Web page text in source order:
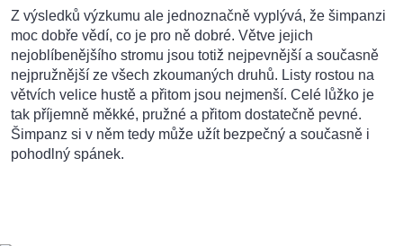
Z výsledků výzkumu ale jednoznačně vyplývá, že šimpanzi
moc dobře vědí, co je pro ně dobré. Větve jejich
nejoblíbenějšího stromu jsou totiž nejpevnější a současně
nejpružnější ze všech zkoumaných druhů. Listy rostou na
větvích velice hustě a přitom jsou nejmenší. Celé lůžko je
tak příjemně měkké, pružné a přitom dostatečně pevné.
Šimpanz si v něm tedy může užít bezpečný a současně i
pohodlný spánek.